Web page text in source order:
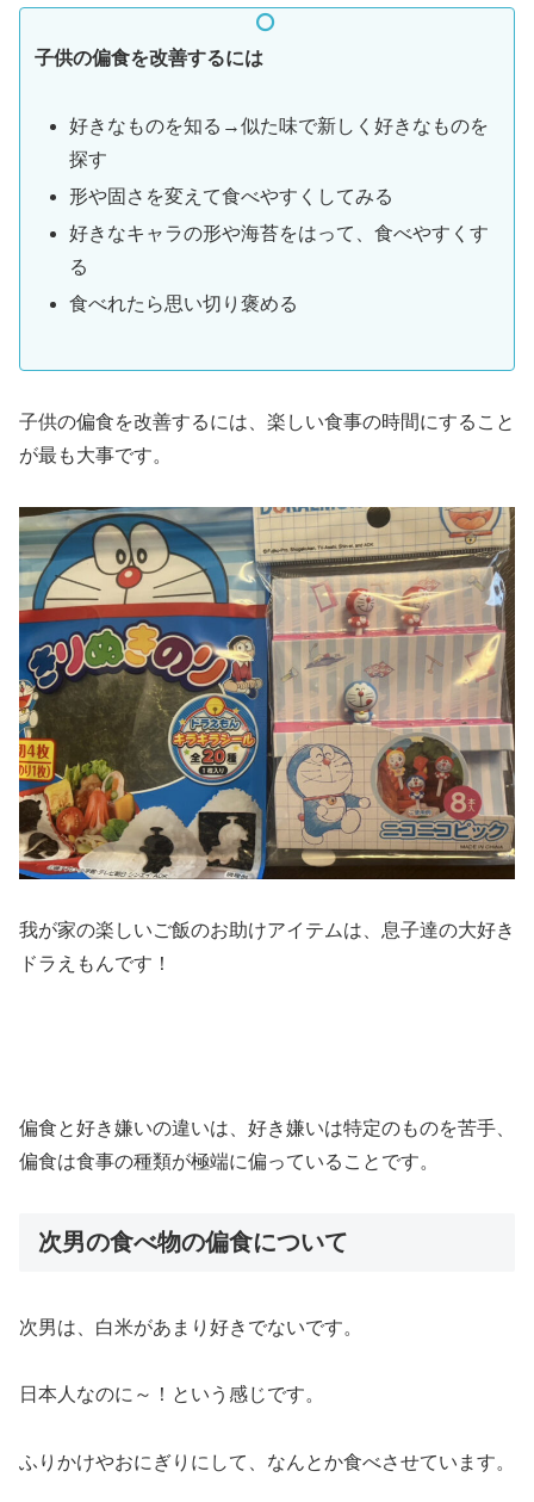
子供の偏食を改善するには
好きなものを知る→似た味で新しく好きなものを
探す
形や固さを変えて食べやすくしてみる
好きなキャラの形や海苔をはって、食べやすくす
る
食べれたら思い切り褒める
子供の偏食を改善するには、楽しい食事の時間にすること
が最も大事です。
我が家の楽しいご飯のお助けアイテムは、息子達の大好き
ドラえもんです！
偏食と好き嫌いの違いは、好き嫌いは特定のものを苦手、
偏食は食事の種類が極端に偏っていることです。
次男の食べ物の偏食について
次男は、白米があまり好きでないです。
日本人なのに～！という感じです。
ふりかけやおにぎりにして、なんとか食べさせています。